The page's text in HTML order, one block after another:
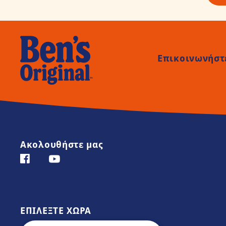
Ακολουθήστε μας
Facebook (opens in new window)
YouTube (opens in new window)
ΕΠΙΛΕΞΤΕ ΧΩΡΑ